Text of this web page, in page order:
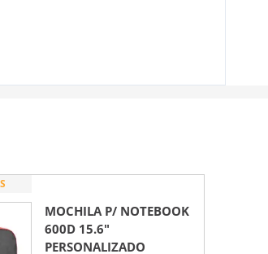
MOCHILA P/ NOTEBOOK
600D 15.6"
PERSONALIZADO